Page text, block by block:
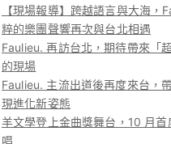
【現場報導】跨越語言與大海，
粹的樂團聲響再次與台北相遇
Faulieu. 再訪台北，期待帶來「
的現場
Faulieu. 主流出道後再度來台，
現進化新姿態
羊文學登上金曲獎舞台，10 月首
唱